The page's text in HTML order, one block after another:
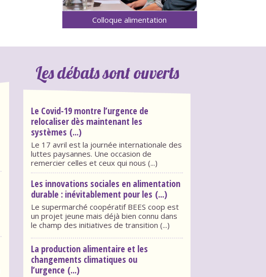
Colloque alimentation
Les débats sont ouverts
Le Covid-19 montre l’urgence de
relocaliser dès maintenant les
systèmes (...)
Le 17 avril est la journée internationale des
luttes paysannes. Une occasion de
remercier celles et ceux qui nous (...)
Les innovations sociales en alimentation
durable : inévitablement pour les (...)
Le supermarché coopératif BEES coop est
un projet jeune mais déjà bien connu dans
le champ des initiatives de transition (...)
La production alimentaire et les
changements climatiques ou
l’urgence (...)